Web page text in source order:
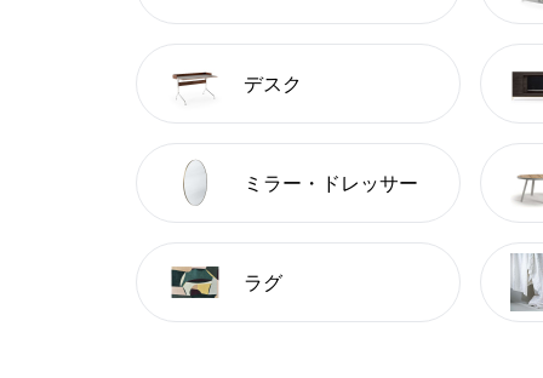
デスク
ミラー・ドレッサー
ラグ